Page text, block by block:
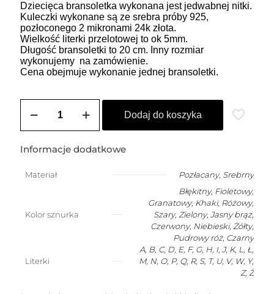
Dziecięca bransoletka wykonana jest jedwabnej nitki.
Kuleczki wykonane są ze srebra próby 925,
pozłoconego 2 mikronami 24k złota.
Wielkość literki przelotowej to ok 5mm.
Długość bransoletki to 20 cm. Inny rozmiar
wykonujemy na zamówienie.
Cena obejmuje wykonanie jednej bransoletki.
Bransoletka
dziecka
10
lat)
literką
Dodaj do koszyka
Informacje dodatkowe
Materiał Pozłacany, Srebrny
Kolor sznurka
Błękitny, Fioletowy,
Granatowy, Khaki, Różowy,
Szary, Zielony, Jasny brąz,
Czerwony, Niebieski, Żółty,
Pudrowy róż, Czarny
Literki
A, B, C, D, E, F, G, H, I, J, K, L, Ł,
M, N, O, P, Q, R, S, T, U, V, W, Y,
Z, Ż